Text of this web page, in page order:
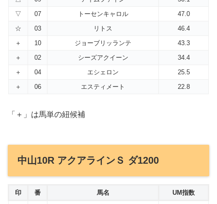
▽
07 トーセンキャロル
47.0
☆
03 リトス
46.4
＋
10 ジョーブリッランテ
43.3
＋
02 シーズアクイーン
34.4
＋
04 エシェロン
25.5
＋
06 エスティメート 22.8
「＋」は馬単の紐候補
中山10R アクアラインＳ ダ1200
印 番 馬名 UM指数